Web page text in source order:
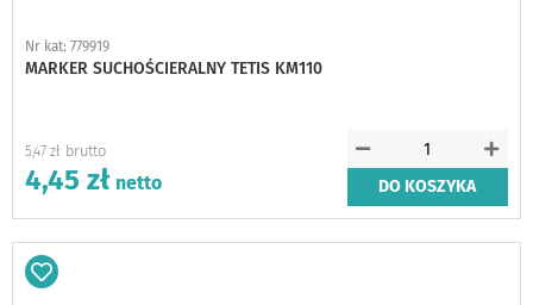
Nr kat: 779919
MARKER SUCHOŚCIERALNY TETIS KM110
5,47 zł
4,45 zł DO KOSZYKA
Dodaj